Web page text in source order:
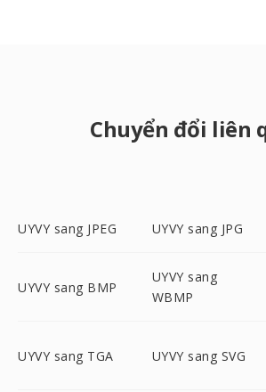
Chuyển đổi liên
UYVY sang JPEG UYVY sang JPG
UYVY sang BMP
UYVY sang
WBMP
UYVY sang TGA UYVY sang SVG